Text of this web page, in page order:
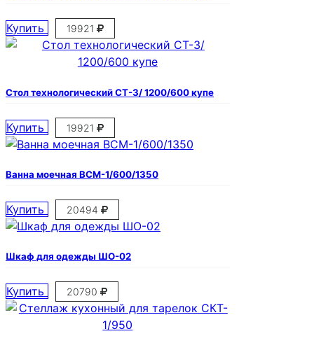
Купить 19921
Стол технологический СТ-3/ 1200/600 купе
Купить 19921
Ванна моечная ВСМ-1/600/1350
Купить 20494
Шкаф для одежды ШО-02
Купить 20790